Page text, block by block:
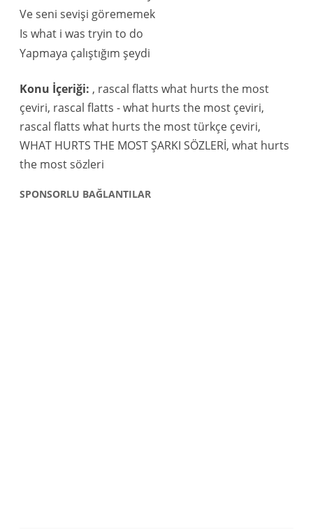
Ve seni sevişi görememek
Is what i was tryin to do
Yapmaya çalıştığım şeydi
Konu İçeriği: , rascal flatts what hurts the most
çeviri, rascal flatts - what hurts the most çeviri,
rascal flatts what hurts the most türkçe çeviri,
WHAT HURTS THE MOST ŞARKI SÖZLERİ, what hurts
the most sözleri
SPONSORLU BAĞLANTILAR